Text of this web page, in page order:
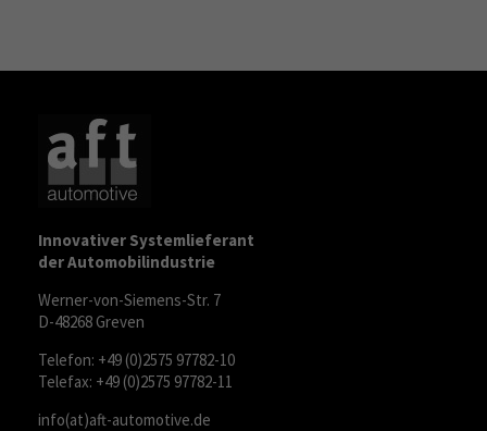
Innovativer Systemlieferant
der Automobilindustrie
Werner-von-Siemens-Str. 7
D-48268 Greven
Telefon: +49 (0)2575 97782-10
Telefax: +49 (0)2575 97782-11
info(at)aft-automotive.de